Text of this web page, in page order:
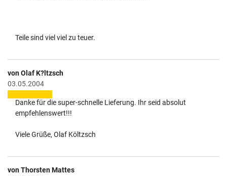
Teile sind viel viel zu teuer.
von Olaf K?ltzsch
03.05.2004
Danke für die super-schnelle Lieferung. Ihr seid absolut
empfehlenswert!!!
Viele Grüße, Olaf Költzsch
von Thorsten Mattes